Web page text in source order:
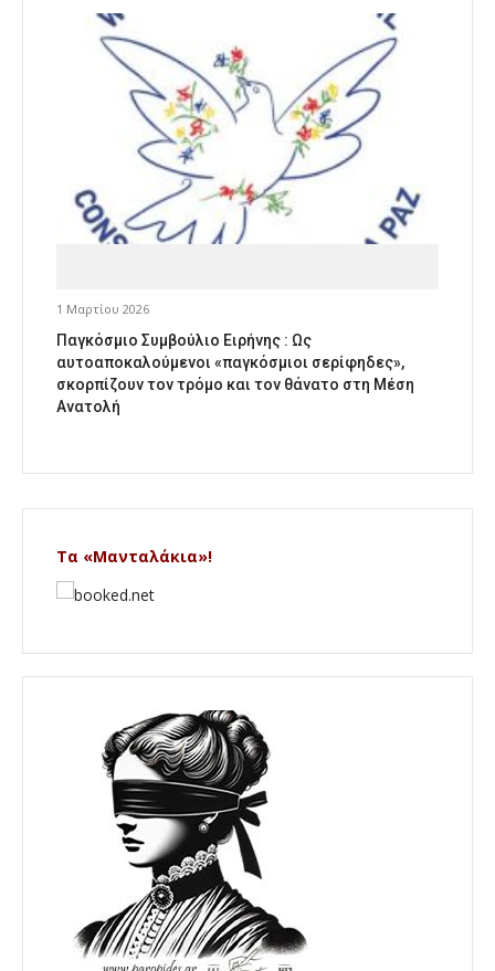
1 Μαρτίου 2026
Παγκόσμιο Συμβούλιο Ειρήνης : Ως
αυτοαποκαλούμενοι «παγκόσμιοι σερίφηδες»,
σκορπίζουν τον τρόμο και τον θάνατο στη Μέση
Ανατολή
Τα «Μανταλάκια»!